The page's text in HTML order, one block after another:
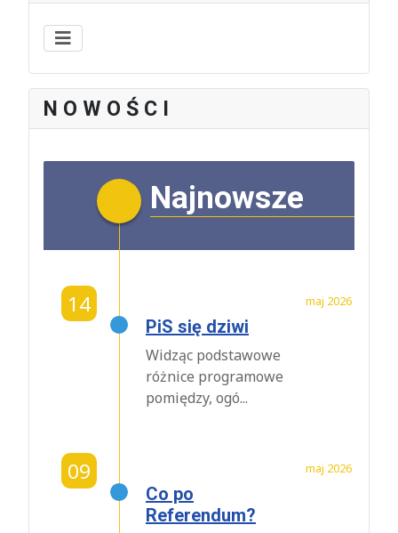
N O W O Ś C I
Najnowsze
14 maj 2026
PiS się dziwi
Widząc podstawowe
różnice programowe
pomiędzy, ogó...
09 maj 2026
Co po
Referendum?